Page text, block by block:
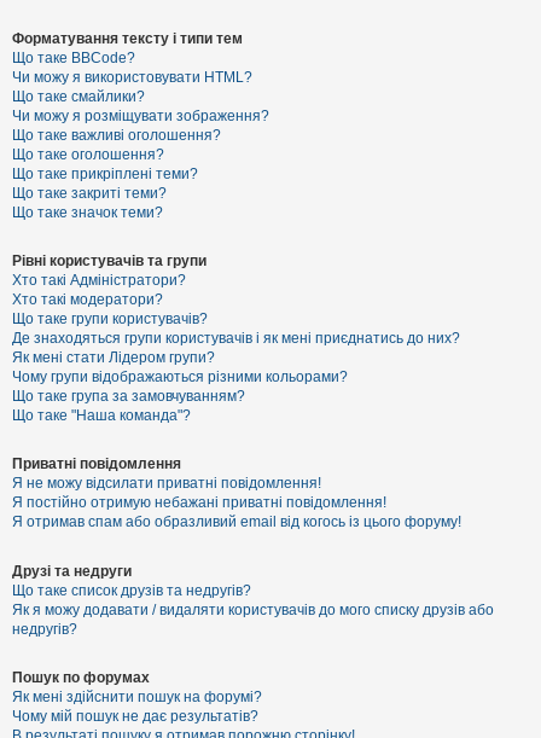
П
о
ш
у
к
Д
о
п
о
г
а
Форматування тексту і типи тем
Що таке BBCode?
Чи можу я використовувати HTML?
Що таке смайлики?
Чи можу я розміщувати зображення?
Що таке важливі оголошення?
Що таке оголошення?
Що таке прикріплені теми?
Що таке закриті теми?
Що таке значок теми?
Рівні користувачів та групи
Хто такі Адміністратори?
Хто такі модератори?
Що таке групи користувачів?
Де знаходяться групи користувачів і як мені приєднатись до них?
Як мені стати Лідером групи?
Чому групи відображаються різними кольорами?
Що таке група за замовчуванням?
Що таке "Наша команда"?
Приватні повідомлення
Я не можу відсилати приватні повідомлення!
Я постійно отримую небажані приватні повідомлення!
Я отримав спам або образливий email від когось із цього форуму!
Друзі та недруги
Що таке список друзів та недругів?
Як я можу додавати / видаляти користувачів до мого списку друзів або
недругів?
Пошук по форумах
Як мені здійснити пошук на форумі?
Чому мій пошук не дає результатів?